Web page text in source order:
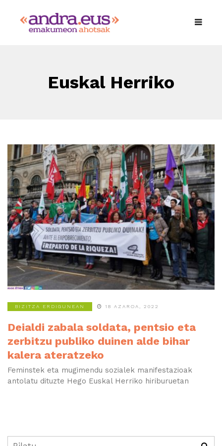
Euskal Herriko
Eskubide Sozialen
Karta
BIZITZA ERDIGUNEAN 18 AZAROA, 2022
Deialdi zabala soldata, pentsio eta
zerbitzu publiko duinen alde bihar
kalera ateratzeko
Feminstek eta mugimendu sozialek manifestazioak
antolatu dituzte Hego Euskal Herriko hiriburuetan